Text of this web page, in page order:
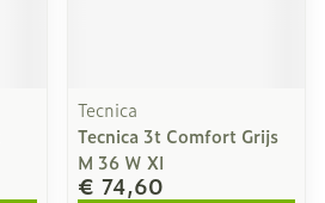
Tecnica
Tecnica 3t Comfort Grijs
M 36 W Xl
€ 74,60